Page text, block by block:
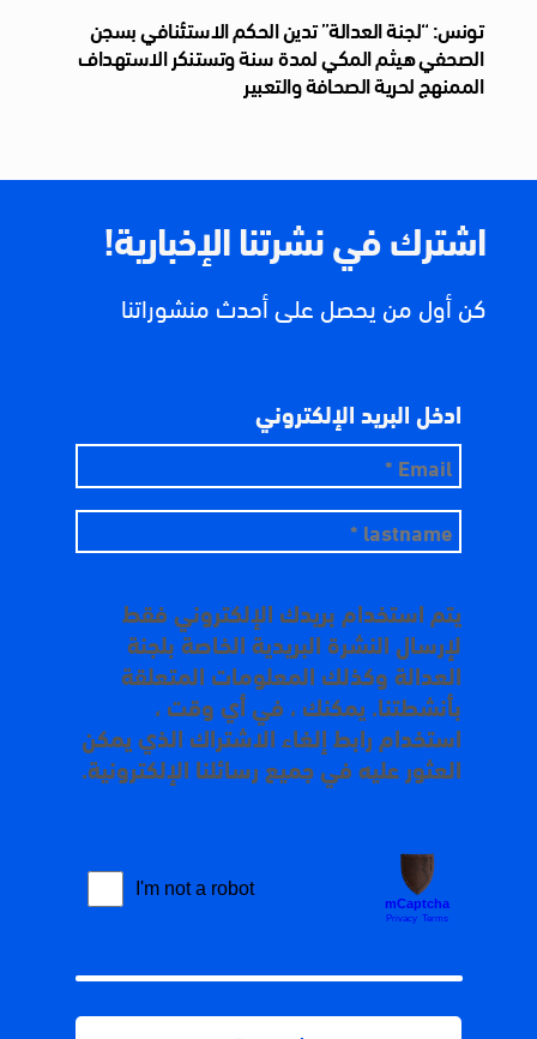
تونس: “لجنة العدالة” تدين الحكم الاستئنافي بسجن
الصحفي هيثم المكي لمدة سنة وتستنكر الاستهداف
الممنهج لحرية الصحافة والتعبير
اشترك في نشرتنا الإخبارية!
كن أول من يحصل على أحدث منشوراتنا
ادخل البريد الإلكتروني
يتم استخدام بريدك الإلكتروني فقط
لإرسال النشرة البريدية الخاصة بلجنة
العدالة وكذلك المعلومات المتعلقة
بأنشطتنا. يمكنك ، في أي وقت ،
استخدام رابط إلغاء الاشتراك الذي يمكن
العثور عليه في جميع رسائلنا الإلكترونية.